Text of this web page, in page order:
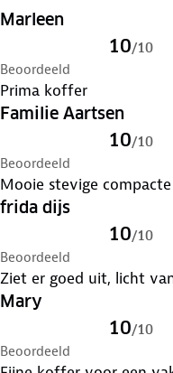
Marleen
10/10
Beoordeeld
Prima koffer
Familie Aartsen
10/10
Beoordeeld
Mooie stevige
frida dijs
10/10
Beoordeeld
Ziet er goed uit, licht
Mary
10/10
Beoordeeld